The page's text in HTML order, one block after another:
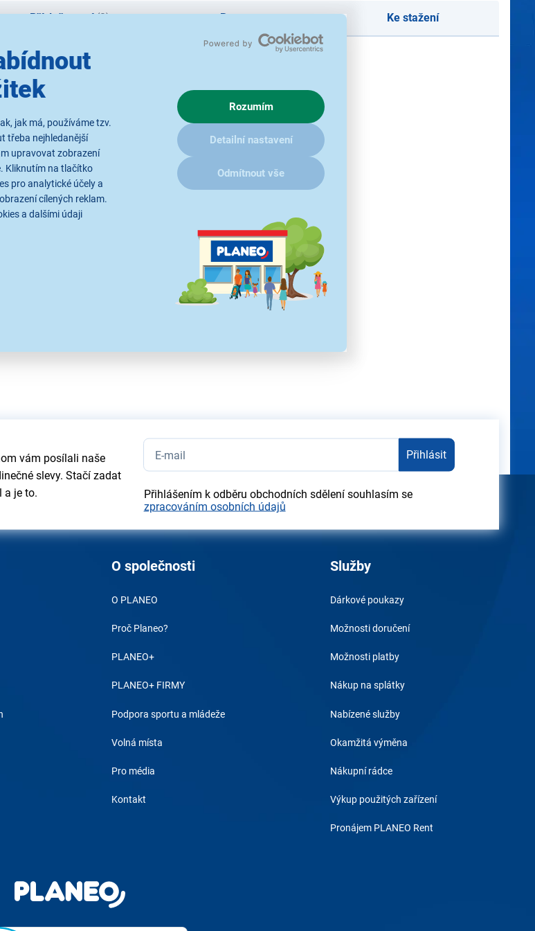
jak má, používáme tzv.
třeba nejhledanější
upravovat zobrazení
Kliknutím na tlačítko
pro analytické účely a
cílených reklam.
a dalšími údaji
Rozumím
Detailní nastavení
Odmítnout vše
Příslušenství(2) Recenze Ke stažení
vám posílali naše
slevy. Stačí zadat
a je to.
Přihlásit
Přihlášením k odběru obchodních sdělení souhlasím se
zpracováním osobních údajů
O společnosti
O PLANEO
Proč Planeo?
PLANEO+
PLANEO+ FIRMY
Podpora sportu a mládeže
Volná místa
Pro média
Kontakt
Služby
Dárkové poukazy
Možnosti doručení
Možnosti platby
Nákup na splátky
Nabízené služby
Okamžitá výměna
Nákupní rádce
Výkup použitých zařízení
Pronájem PLANEO Rent